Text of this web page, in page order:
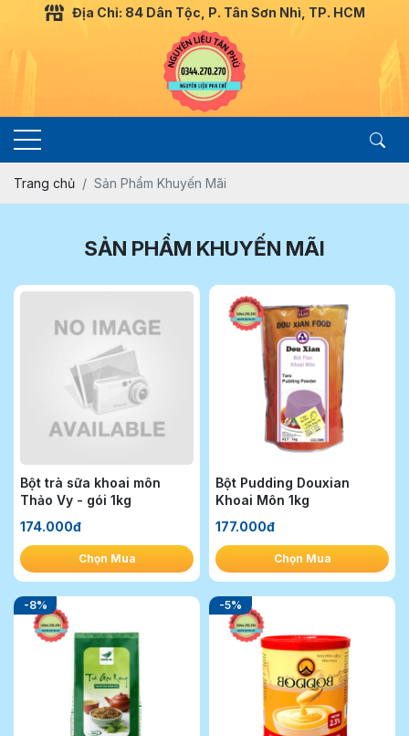
Địa Chỉ: 84 Dân Tộc, P. Tân Sơn Nhì, TP. HCM
Trang chủ Sản Phẩm Khuyến Mãi
SẢN PHẨM KHUYẾN MÃI
Bột trà sữa khoai môn
Thảo Vy - gói 1kg
174.000đ
Chọn Mua
Bột Pudding Douxian
Khoai Môn 1kg
177.000đ
Chọn Mua
-8% -5%